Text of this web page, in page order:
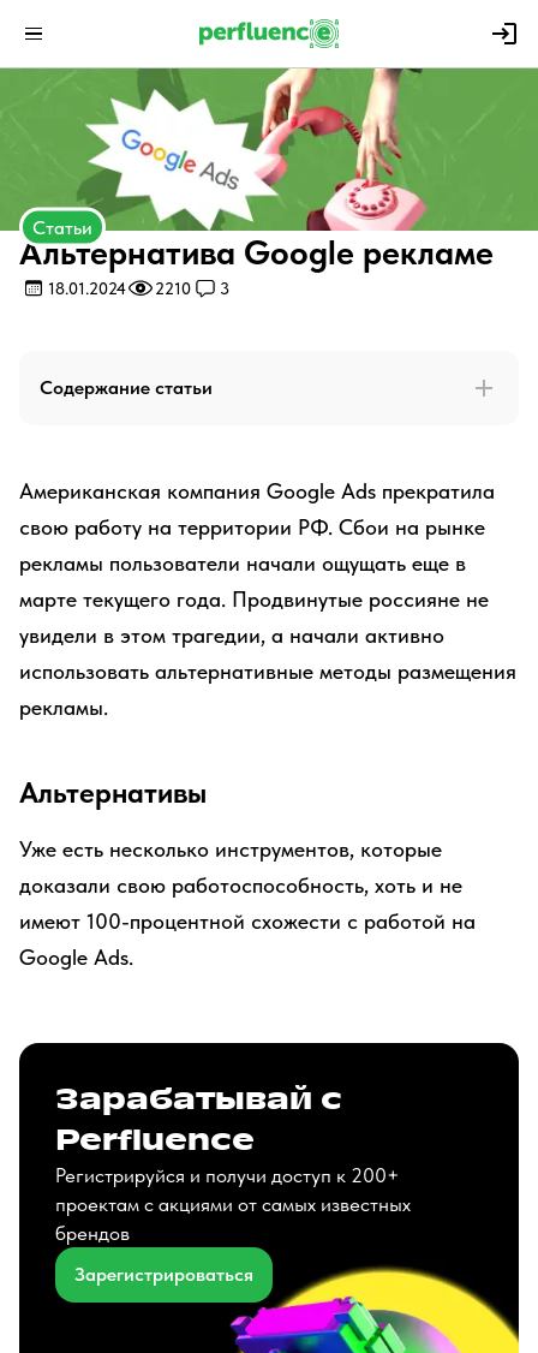
Статьи
Альтернатива Google рекламе
18.01.2024 2210 3
Содержание статьи
Американская компания Google Ads прекратила
свою работу на территории РФ. Сбои на рынке
рекламы пользователи начали ощущать еще в
марте текущего года. Продвинутые россияне не
увидели в этом трагедии, а начали активно
использовать альтернативные методы размещения
рекламы.
Альтернативы
Уже есть несколько инструментов, которые
доказали свою работоспособность, хоть и не
имеют 100-процентной схожести с работой на
Google Ads.
Зарабатывай с
Perfluence
Регистрируйся и получи доступ к 200+
проектам с акциями от самых известных
брендов
Зарегистрироваться